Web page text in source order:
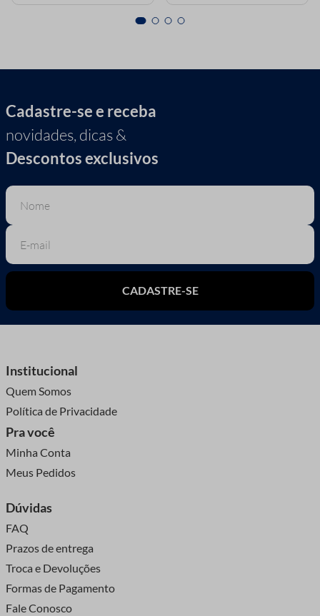
Cadastre-se e receba
novidades, dicas &
Descontos exclusivos
CADASTRE-SE
Institucional
Quem Somos
Política de Privacidade
Pra você
Minha Conta
Meus Pedidos
Dúvidas
FAQ
Prazos de entrega
Troca e Devoluções
Formas de Pagamento
Fale Conosco